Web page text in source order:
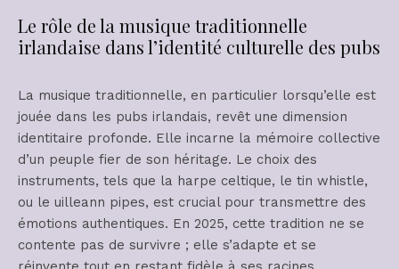
Le rôle de la musique traditionnelle
irlandaise dans l’identité culturelle des pubs
La musique traditionnelle, en particulier lorsqu’elle est
jouée dans les pubs irlandais, revêt une dimension
identitaire profonde. Elle incarne la mémoire collective
d’un peuple fier de son héritage. Le choix des
instruments, tels que la harpe celtique, le tin whistle,
ou le uilleann pipes, est crucial pour transmettre des
émotions authentiques. En 2025, cette tradition ne se
contente pas de survivre ; elle s’adapte et se